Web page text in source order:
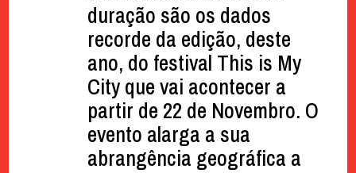
duração são os dados
recorde da edição, deste
ano, do festival This is My
City que vai acontecer a
partir de 22 de Novembro. O
evento alarga a sua
abrangência geográfica a